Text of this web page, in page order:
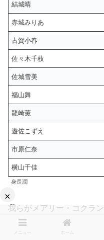
結城晴
赤城みりあ
古賀小春
佐々木千枝
佐城雪美
福山舞
龍崎薫
遊佐こずえ
市原仁奈
横山千佳
身長潤
我らがメアリー・コクラ
すからやはりこのメンバ
（小学生組なのに‥）
メニュー ホーム
×